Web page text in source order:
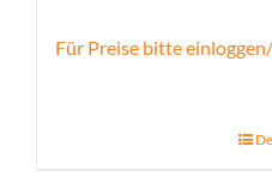
Für Preise bitte